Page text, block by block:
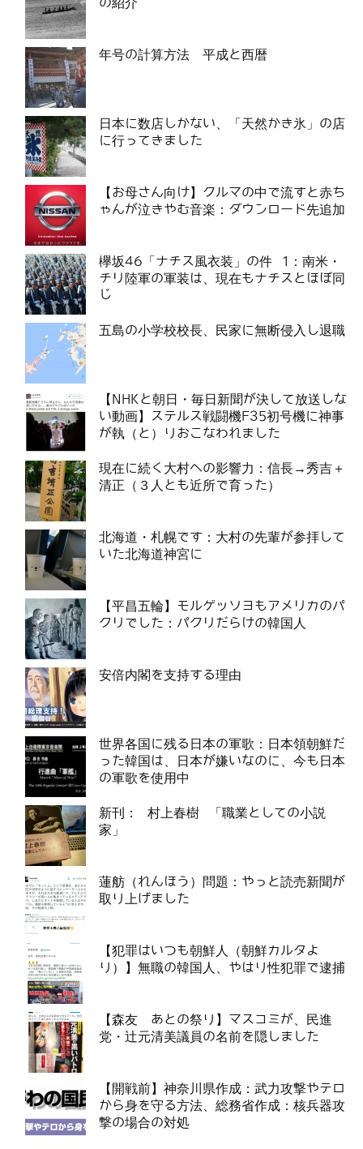
年号の計算方法 平成と西暦
日本に数店しかない、「天然かき氷」の店
に行ってきました
【お母さん向け】クルマの中で流すと赤ち
ゃんが泣きやむ音楽：ダウンロード先追加
欅坂46「ナチス風衣装」の件 1：南米・
チリ陸軍の軍装は、現在もナチスとほぼ同
じ
五島の小学校校長、民家に無断侵入し退職
【NHKと朝日・毎日新聞が決して放送しな
い動画】ステルス戦闘機F35初号機に神事
が執（と）りおこなわれました
現在に続く大村への影響力：信長→秀吉＋
清正（３人とも近所で育った）
北海道・札幌です：大村の先輩が参拝して
いた北海道神宮に
【平昌五輪】モルゲッソヨもアメリカのパ
クリでした：パクリだらけの韓国人
安倍内閣を支持する理由
世界各国に残る日本の軍歌：日本領朝鮮だ
った韓国は、日本が嫌いなのに、今も日本
の軍歌を使用中
新刊： 村上春樹 「職業としての小説
家」
蓮舫（れんほう）問題：やっと読売新聞が
取り上げました
【犯罪はいつも朝鮮人（朝鮮カルタよ
り）】無職の韓国人、やはり性犯罪で逮捕
【森友 あとの祭り】マスコミが、民進
党・辻元清美議員の名前を隠しました
【開戦前】神奈川県作成：武力攻撃やテロ
から身を守る方法、総務省作成：核兵器攻
撃の場合の対処